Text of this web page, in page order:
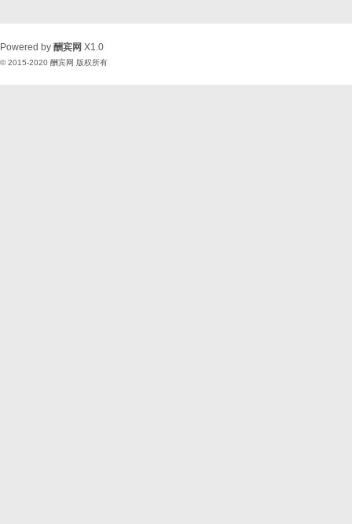
Powered by 酬宾网 X1.0
© 2015-2020 酬宾网 版权所有